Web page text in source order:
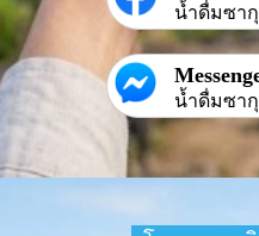
น้ำดื่มซากุ
น้ำดื่มซากุ